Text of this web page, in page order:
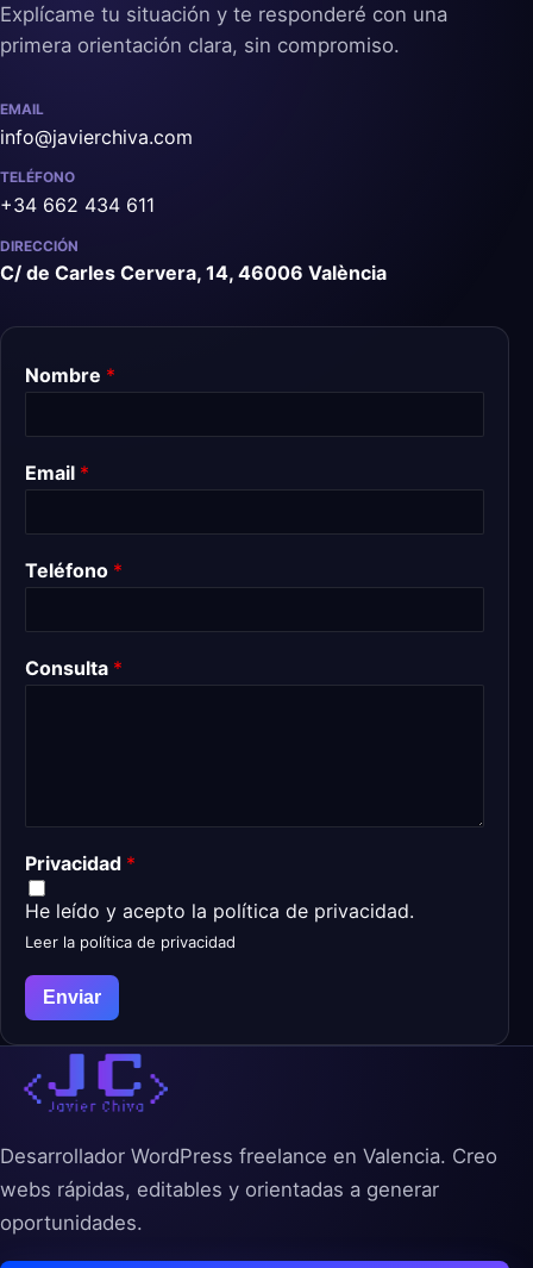
Explícame tu situación y te responderé con una
primera orientación clara, sin compromiso.
EMAIL
info@javierchiva.com
TELÉFONO
+34 662 434 611
DIRECCIÓN
C/ de Carles Cervera, 14, 46006 València
Nombre *
Email *
Teléfono *
Consulta *
Privacidad *
He leído y acepto la política de privacidad.
Leer la política de privacidad
Enviar
Desarrollador WordPress freelance en Valencia. Creo
webs rápidas, editables y orientadas a generar
oportunidades.